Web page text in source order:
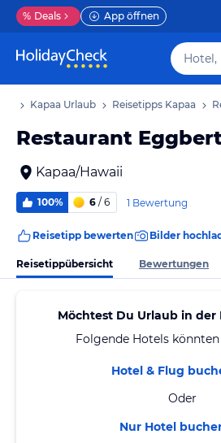
% Deals App öffnen
Kapaa Urlaub Reisetipps Kapaa
Restaurant
Kapaa/Hawaii
100% 6 / 6 1 Bewertung
Reisetipp bewerten Bilder
Reisetippübersicht Bewertungen
Möchtest Du Urlaub in der
Folgende Hotels
Hotel & Flug
Oder
Nur Hotel